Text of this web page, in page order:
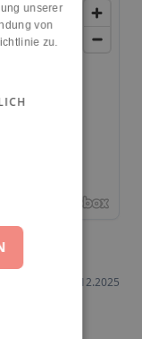
Stand: 16.12.2025
unserer
von
zu.